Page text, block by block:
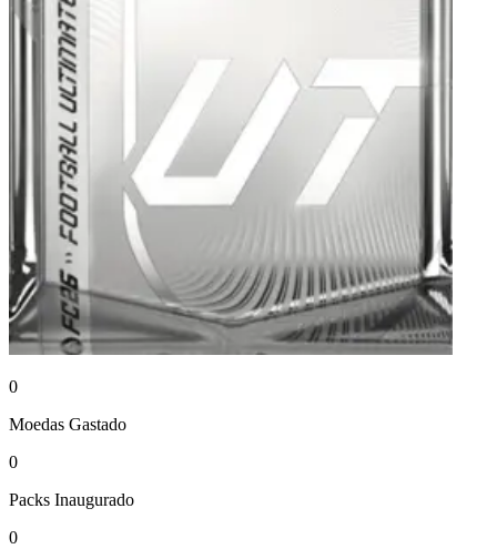
0
Moedas Gastado
0
Packs Inaugurado
0